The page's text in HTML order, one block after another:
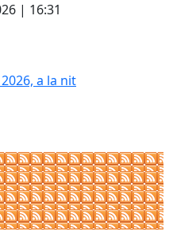
| 16:31
a la nit